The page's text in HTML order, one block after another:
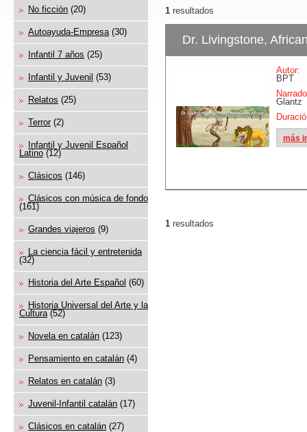
No ficción (20)
Autoayuda-Empresa (30)
Infantil 7 años (25)
Infantil y Juvenil (53)
Relatos (25)
Terror (2)
Infantil y Juvenil Español
Latino(12)
Clásicos (146)
Clásicos con música de fondo
(161)
Grandes viajeros (9)
La ciencia fácil y entretenida
(32)
Historia del Arte Español (60)
Historia Universal del Arte y la
Cultura(52)
Novela en catalán (123)
Pensamiento en catalán (4)
Relatos en catalán (3)
Juvenil-Infantil catalán (17)
Clásicos en catalán (27)
1 resultados
Dr. Livingstone,
Autor:
BPT
Glantz
más
1 resultados